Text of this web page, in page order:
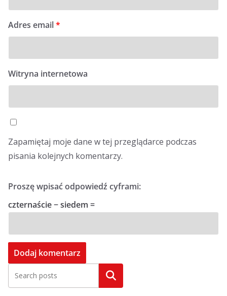
Adres email*
Witryna internetowa
Zapamiętaj moje dane w tej przeglądarce podczas
pisania kolejnych komentarzy.
Proszę wpisać odpowiedź cyframi:
czternaście − siedem =
Szukaj